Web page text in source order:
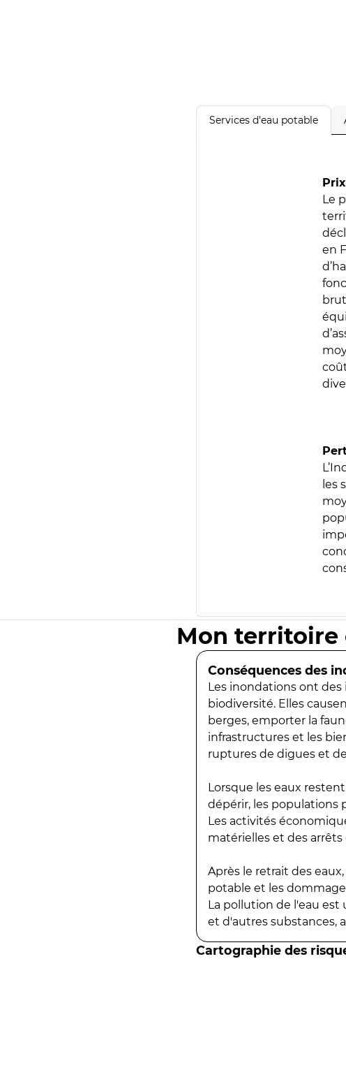
Services d'eau potable
Le
en
les
Mon territoire
Conséquences des
Les inondations ont
biodiversité. Elles
berges, emporter la
infrastructures et les
ruptures de digues et
Lorsque les eaux
dépérir, les populations
Les activités
matérielles et des arrêts
Après le retrait des
potable et les
La pollution de l'eau est
et d'autres substances,
Cartographie des